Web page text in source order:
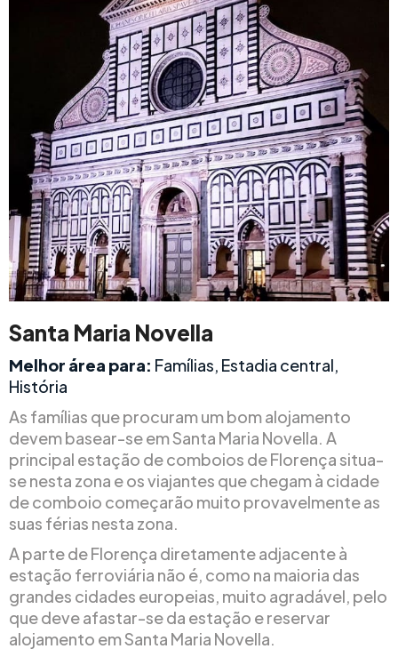
Santa Maria Novella
Melhor área para: Famílias, Estadia central,
História
As famílias que procuram um bom alojamento
devem basear-se em Santa Maria Novella. A
principal estação de comboios de Florença situa-
se nesta zona e os viajantes que chegam à cidade
de comboio começarão muito provavelmente as
suas férias nesta zona.
A parte de Florença diretamente adjacente à
estação ferroviária não é, como na maioria das
grandes cidades europeias, muito agradável, pelo
que deve afastar-se da estação e reservar
alojamento em Santa Maria Novella.